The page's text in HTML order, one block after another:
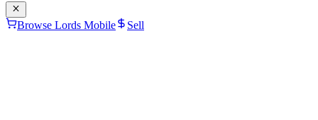
Browse Lords Mobile Sell